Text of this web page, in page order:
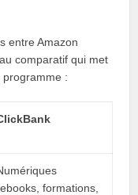
entre Amazon
comparatif qui met
:
formations,